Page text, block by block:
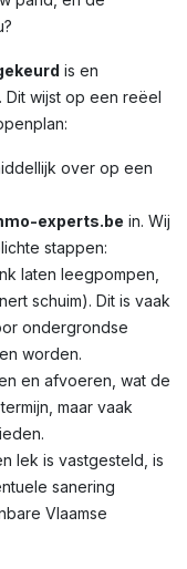
is en
wijst op een reëel
over op een
experts.be in. Wij
stappen:
laten leegpompen,
schuim). Dit is vaak
ondergrondse
worden.
en afvoeren, wat de
maar vaak
lek is vastgesteld, is
sanering
Vlaamse